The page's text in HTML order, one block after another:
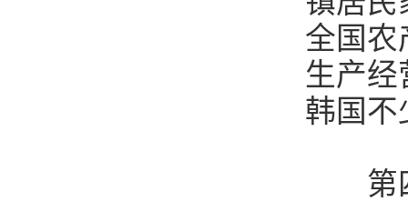
全国农
生产经
韩国不
第四